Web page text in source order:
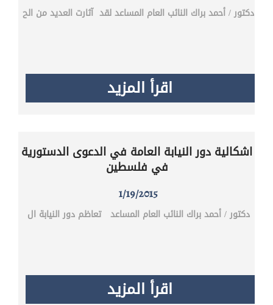
دكتور / أحمد براك ‎النائب العام المساعد‎ لقد آثارت العديد من الح
اقرأ المزيد
اشكالية دور النيابة العامة في الدعوى الدستورية
في فلسطين
1/19/2015
دكتور / أحمد براك ‎النائب العام المساعد‎ تعاظم دور النيابة ال
اقرأ المزيد